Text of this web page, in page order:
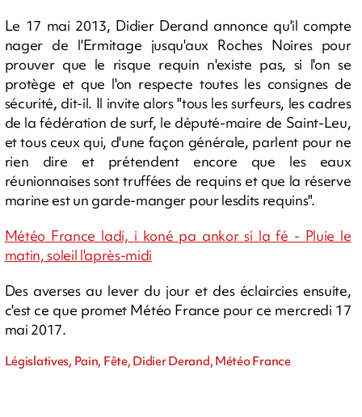
Le 17 mai 2013, Didier Derand annonce qu'il compte
nager de l'Ermitage jusqu'aux Roches Noires pour
prouver que le risque requin n'existe pas, si l'on se
protège et que l'on respecte toutes les consignes de
sécurité, dit-il. Il invite alors "tous les surfeurs, les cadres
de la fédération de surf, le député-maire de Saint-Leu,
et tous ceux qui, d'une façon générale, parlent pour ne
rien dire et prétendent encore que les eaux
réunionnaises sont truffées de requins et que la réserve
marine est un garde-manger pour lesdits requins".
Météo France ladi, i koné pa ankor si la fé - Pluie le
matin, soleil l'après-midi
Des averses au lever du jour et des éclaircies ensuite,
c'est ce que promet Météo France pour ce mercredi 17
mai 2017.
Législatives, Pain, Fête, Didier Derand, Météo France